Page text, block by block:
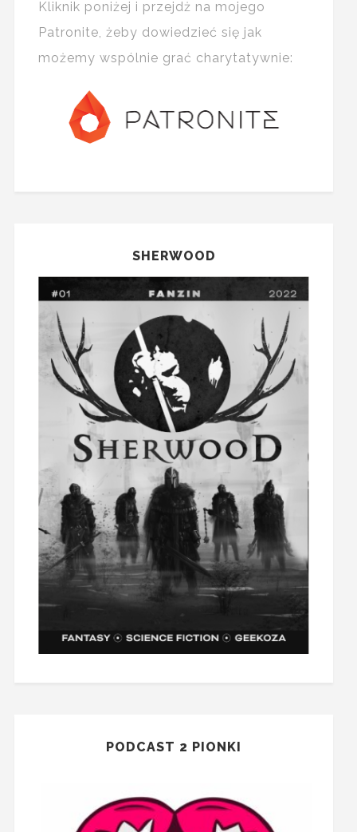
Kliknik poniżej i przejdż na mojego
Patronite, żeby dowiedzieć się jak
możemy wspólnie grać charytatywnie:
SHERWOOD
PODCAST 2 PIONKI